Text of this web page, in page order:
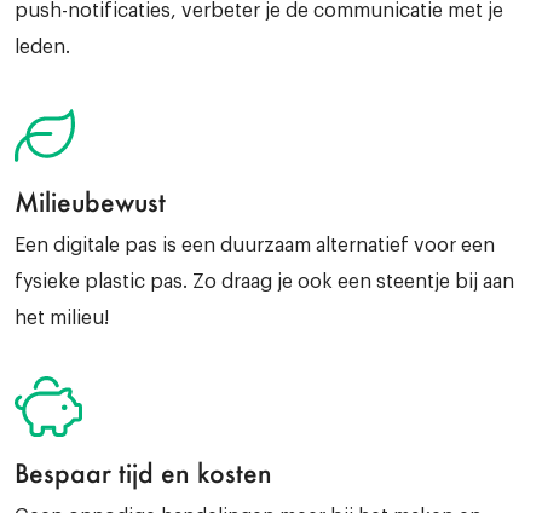
push-notificaties, verbeter je de communicatie met je
leden.
Milieubewust
Een digitale pas is een duurzaam alternatief voor een
fysieke plastic pas. Zo draag je ook een steentje bij aan
het milieu!
Bespaar tijd en kosten